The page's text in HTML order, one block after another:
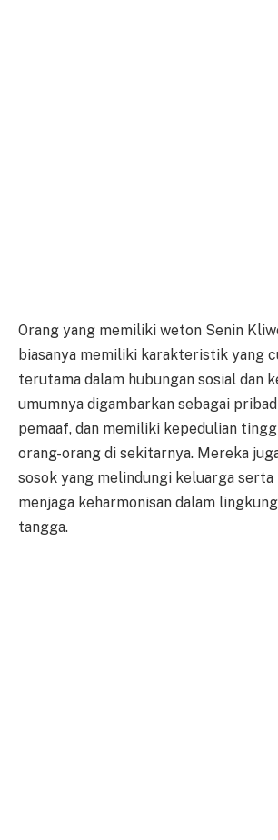
Orang yang memiliki weton Senin
biasanya memiliki karakteristik yang
terutama dalam hubungan sosial dan
umumnya digambarkan sebagai
pemaaf, dan memiliki kepedulian
orang-orang di sekitarnya. Mereka
sosok yang melindungi keluarga serta
menjaga keharmonisan dalam
tangga.